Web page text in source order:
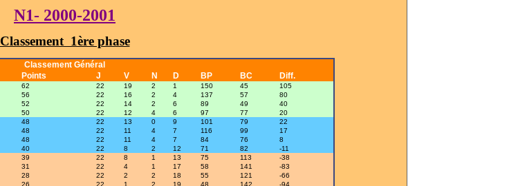
N1- 2000-2001
Classement 1ère phase
Classement Général
Points J V N D BP BC Diff.
62 22 19 2 1 150 45
105
56 22 16 2 4 137 57
80
52 22 14 2 6 89 49
40
50 22 12 4 6 97 77
20
48 22 13 0 9 101 79
22
48 22 11 4 7 116 99
17
48 22 11 4 7 84 76
8
40 22 8 2 12 71 82
-11
39 22 8 1 13 75 113
-38
31 22 4 1 17 58 141
-83
28 22 2 2 18 55 121
-66
26 22 1 2 19 48 142 -94